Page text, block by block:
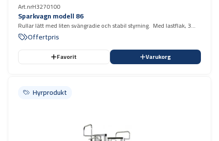
Art.nrH3270100
Sparkvagn modell 86
Rullar lätt med liten svängradie och stabil styrning. Med lastflak, 3
hjuling.Offertpris
Favorit Varukorg
Hyrprodukt
Hyrprodukt